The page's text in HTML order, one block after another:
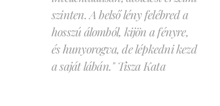
szinten. A belső lény felébred a
hosszú álomból, kijön a fényre,
és hunyorogva, de lépkedni kezd
a saját lábán." Tisza Kata